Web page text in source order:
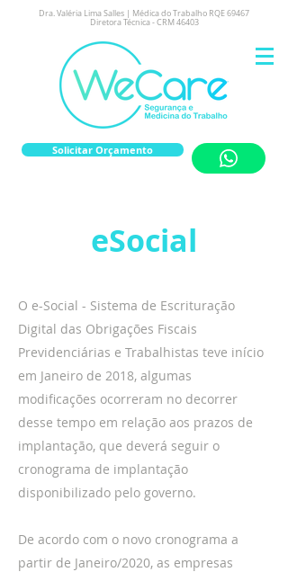
Dra. Valéria Lima Salles | Médica do Trabalho RQE 69467
Diretora Técnica - CRM 46403
Solicitar Orçamento
eSocial
O e-Social - Sistema de Escrituração
Digital das Obrigações Fiscais
Previdenciárias e Trabalhistas teve início
em Janeiro de 2018, algumas
modificações ocorreram no decorrer
desse tempo em relação aos prazos de
implantação, que deverá seguir o
cronograma de implantação
disponibilizado pelo governo.
De acordo com o novo cronograma a
partir de Janeiro/2020, as empresas